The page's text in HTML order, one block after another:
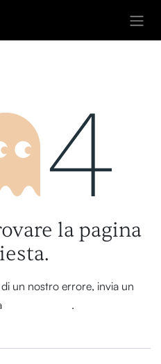
la pagina
un nostro errore, invia un
.